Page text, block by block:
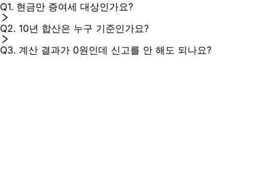
Q1. 현금만 증여세 대상인가요?
Q2. 10년 합산은 누구 기준인가요?
Q3. 계산 결과가 0원인데 신고를 안 해도 되나요?